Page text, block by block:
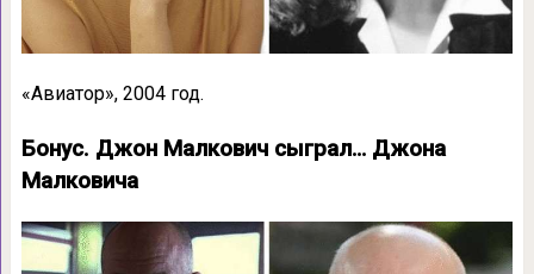
«Авиатор», 2004 год.
Бонус. Джон Малкович сыграл… Джона
Малковича